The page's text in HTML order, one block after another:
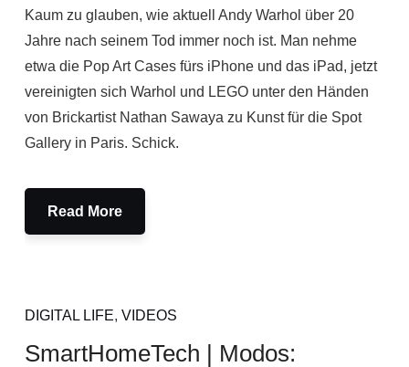
Kaum zu glauben, wie aktuell Andy Warhol über 20
Jahre nach seinem Tod immer noch ist. Man nehme
etwa die Pop Art Cases fürs iPhone und das iPad, jetzt
vereinigten sich Warhol und LEGO unter den Händen
von Brickartist Nathan Sawaya zu Kunst für die Spot
Gallery in Paris. Schick.
Read More
DIGITAL LIFE, VIDEOS
SmartHomeTech | Modos: